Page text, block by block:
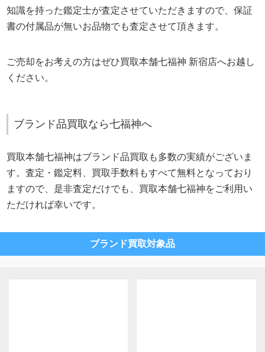
知識を持った鑑定士が査定させていただきますので、保証
書の付属品が無いお品物でも査定させて頂きます。
ご売却をお考えの方はぜひ買取本舗七福神 新宿店へお越し
ください。
ブランド品買取なら七福神へ
買取本舗七福神はブランド品買取も多数の実績がございま
す。査定・鑑定料、買取手数料もすべて無料となっており
ますので、是非査定だけでも、買取本舗七福神をご利用い
ただければ幸いです。
ブランド買取対象品